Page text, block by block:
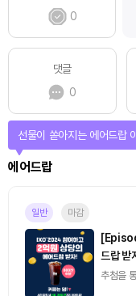
0
댓글
0
에어드랍
선물이 쏟아지는 에어드랍
일반 마감
드랍 받
추첨을